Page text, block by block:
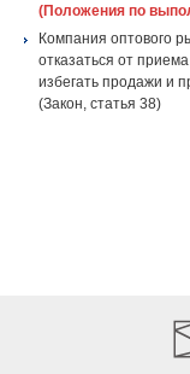
(Положения по
Компания оптового
отказаться от
избегать продажи и
(Закон, статья 38)